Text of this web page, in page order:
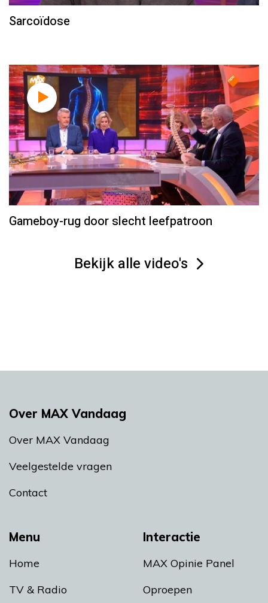
Sarcoïdose
Gameboy-rug door slecht leefpatroon
Bekijk alle video's
Menu
Home
TV & Radio
Interactie
MAX Opinie Panel
Oproepen
Over MAX Vandaag
Over MAX Vandaag
Veelgestelde vragen
Contact